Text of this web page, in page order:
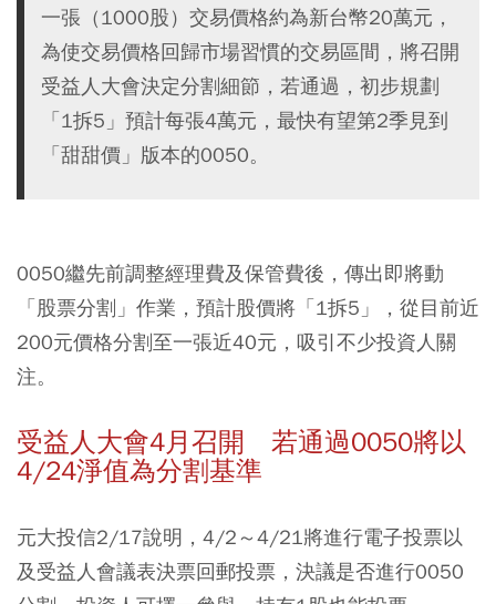
一張（1000股）交易價格約為新台幣20萬元，
為使交易價格回歸市場習慣的交易區間，將召開
受益人大會決定分割細節，若通過，初步規劃
「1拆5」預計每張4萬元，最快有望第2季見到
「甜甜價」版本的0050。
0050繼先前調整經理費及保管費後，傳出即將動
「股票分割」作業，預計股價將「1拆5」，從目前近
200元價格分割至一張近40元，吸引不少投資人關
注。
受益人大會4月召開 若通過0050將以
4/24淨值為分割基準
元大投信2/17說明，4/2～4/21將進行電子投票以
及受益人會議表決票回郵投票，決議是否進行0050